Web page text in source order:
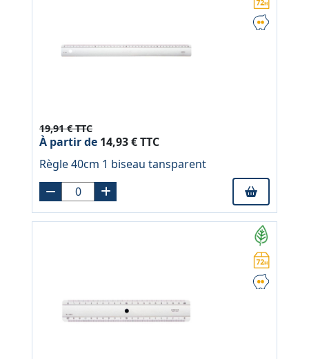
19,91 € TTC
À partir de 14,93 € TTC
Règle 40cm 1 biseau tansparent